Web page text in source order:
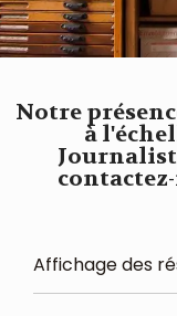
Notre
à
Affichage des